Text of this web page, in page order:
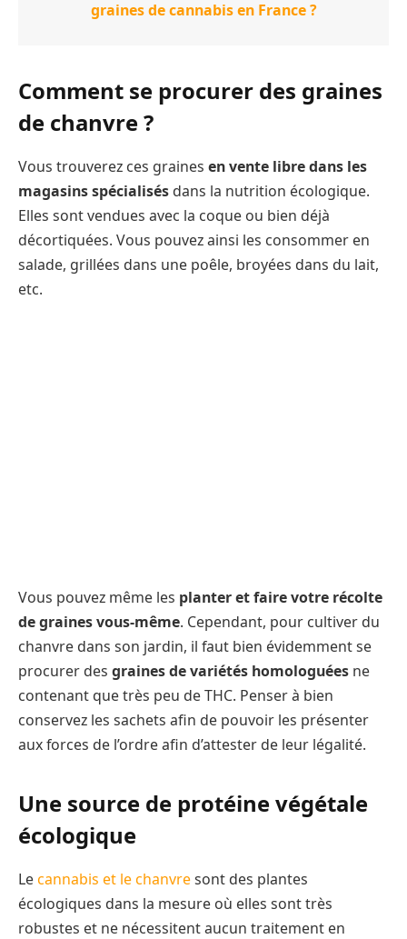
graines de cannabis en France ?
Comment se procurer des graines
de chanvre ?
Vous trouverez ces graines en vente libre dans les
magasins spécialisés dans la nutrition écologique.
Elles sont vendues avec la coque ou bien déjà
décortiquées. Vous pouvez ainsi les consommer en
salade, grillées dans une poêle, broyées dans du lait,
etc.
Vous pouvez même les planter et faire votre récolte
de graines vous-même. Cependant, pour cultiver du
chanvre dans son jardin, il faut bien évidemment se
procurer des graines de variétés homologuées ne
contenant que très peu de THC. Penser à bien
conservez les sachets afin de pouvoir les présenter
aux forces de l’ordre afin d’attester de leur légalité.
Une source de protéine végétale
écologique
Lecannabis et le chanvresont des plantes
écologiques dans la mesure où elles sont très
robustes et ne nécessitent aucun traitement en